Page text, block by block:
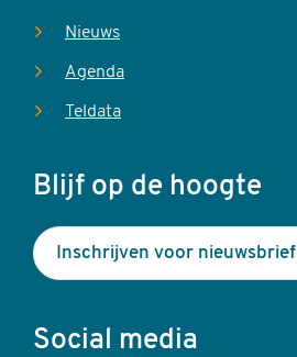
Nieuws
Agenda
Teldata
Blijf op de hoogte
Inschrijven voor nieuwsbrief
Social media